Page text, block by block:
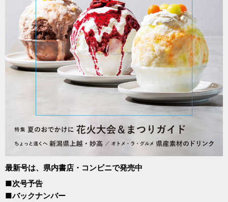
最新号は、県内書店・コンビニで発売中
■次号予告
■バックナンバー